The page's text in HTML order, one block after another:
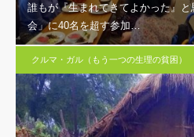
誰もが『生まれてきてよかった』
会」に40名を超す参加…
クルマ・ガル（もう一つの生理の貧困）